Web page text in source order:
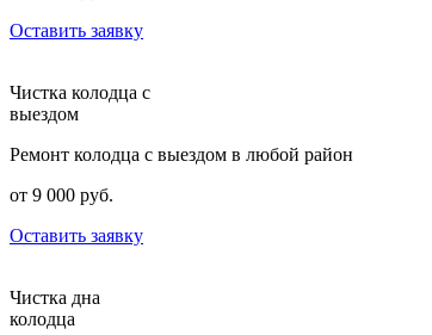
Оставить заявку
Чистка колодца с
выездом
Ремонт колодца с выездом в любой район
от 9 000 руб.
Оставить заявку
Чистка дна
колодца